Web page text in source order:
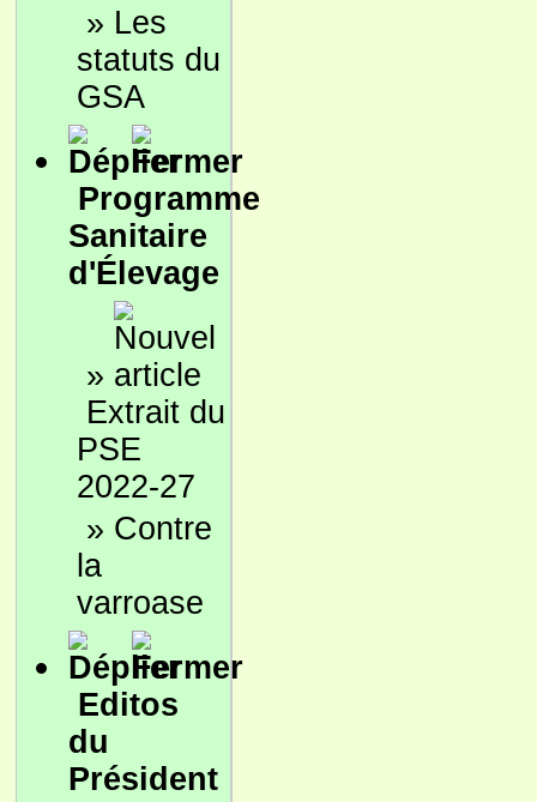
» Les
statuts du
GSA
Programme
Sanitaire
d'Élevage
»
Extrait du
PSE
2022-27
» Contre
la
varroase
Editos
du
Président